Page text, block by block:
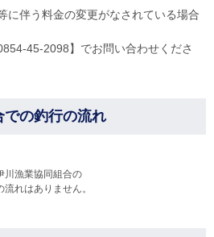
に伴う料金の変更がなされている場合
45-2098】でお問い合わせくださ
の釣行の流れ
川漁業協同組合の
流れはありません。